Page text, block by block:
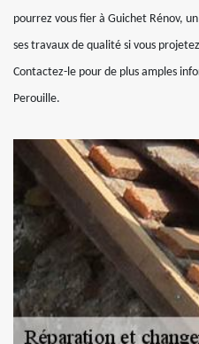
pourrez vous fier à Guichet Rénov,
ses travaux de qualité si vous
Contactez-le pour de plus amples
Perouille.